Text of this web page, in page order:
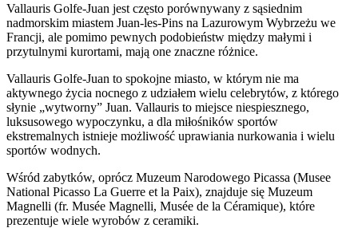
Vallauris Golfe-Juan jest często porównywany z sąsiednim
nadmorskim miastem Juan-les-Pins na Lazurowym Wybrzeżu we
Francji, ale pomimo pewnych podobieństw między małymi i
przytulnymi kurortami, mają one znaczne różnice.
Vallauris Golfe-Juan to spokojne miasto, w którym nie ma
aktywnego życia nocnego z udziałem wielu celebrytów, z którego
słynie „wytworny” Juan. Vallauris to miejsce niespiesznego,
luksusowego wypoczynku, a dla miłośników sportów
ekstremalnych istnieje możliwość uprawiania nurkowania i wielu
sportów wodnych.
Wśród zabytków, oprócz Muzeum Narodowego Picassa (Musee
National Picasso La Guerre et la Paix), znajduje się Muzeum
Magnelli (fr. Musée Magnelli, Musée de la Céramique), które
prezentuje wiele wyrobów z ceramiki.